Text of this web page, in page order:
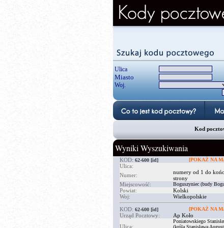
Ulica
Miasto
Woj.
Kod
Wyniki Wyszukiwania
KOD: 62-600 [id] [POKAŻ NA
Ulica:
Numer:
numery od 1 do
strony
Miejscowość:
Boguszyniec (budy
Powiat:
Kolski
Woj:
Wielkopolskie
KOD: 62-600 [id] [POKAŻ NA
Urząd Pocztowy:
Ap Koło
Ulica:
Poniatowskiego
(króla Stanisława